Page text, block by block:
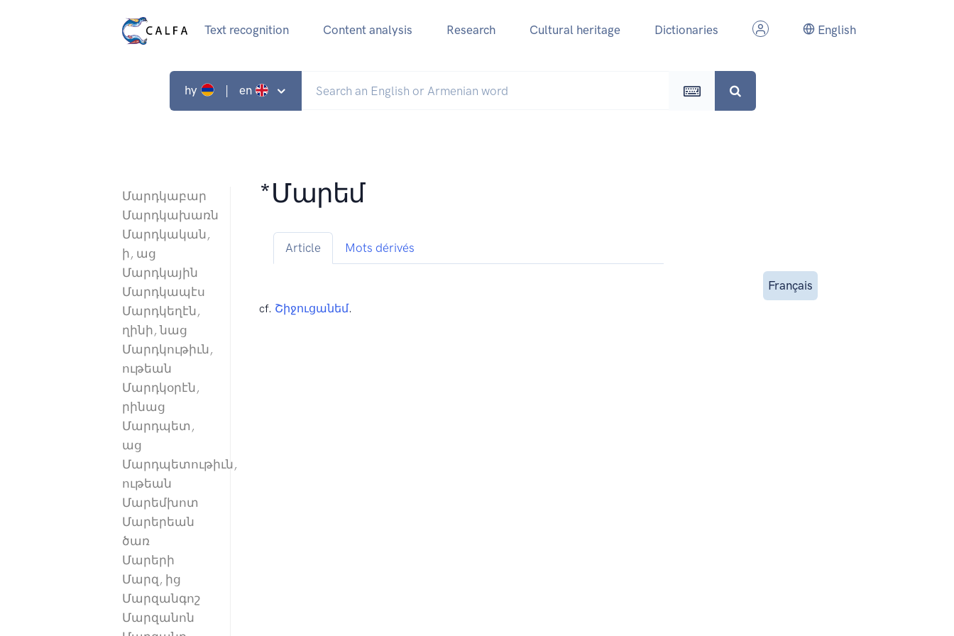
Text recognition Content analysis Research Cultural heritage Dictionaries English
hy | en
Մարդկաբար
Մարդկախառն
Մարդկական,
ի, աց
Մարդկային
Մարդկապէս
Մարդկեղէն,
ղինի, նաց
Մարդկութիւն,
ութեան
Մարդկօրէն,
րինաց
Մարդպետ,
աց
Մարդպետութիւն,
ութեան
Մարեմխոտ
Մարերեան
ծառ
Մարերի
Մարզ, ից
Մարզանգոշ
Մարզանոն
*Մարեմ
Article Mots dérivés
Français
cf. Շիջուցանեմ.